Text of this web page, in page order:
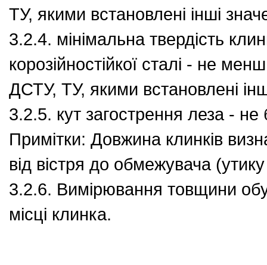
ТУ, якими встановлені інші
3.2.4. мінімальна твердість
корозійностійкої сталі - не
ДСТУ, ТУ, якими встановлені
3.2.5. кут загострення леза -
Примітки: Довжина клинків
від вістря до обмежувача (утику
3.2.6. Вимірювання товщини
місці клинка.